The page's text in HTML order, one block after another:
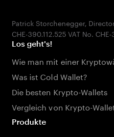
Patrick Storchenegger,
Los geht's!
Wie man mit einer
Was ist Cold Wallet?
Die besten Krypto-Wallets
Vergleich von Krypto-
Produkte